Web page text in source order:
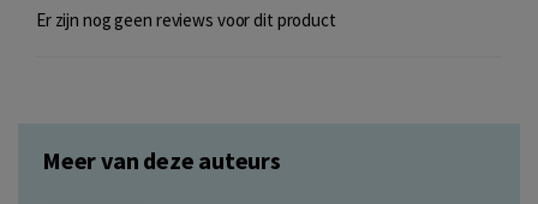
Er zijn nog geen reviews voor dit product
Meer van deze auteurs